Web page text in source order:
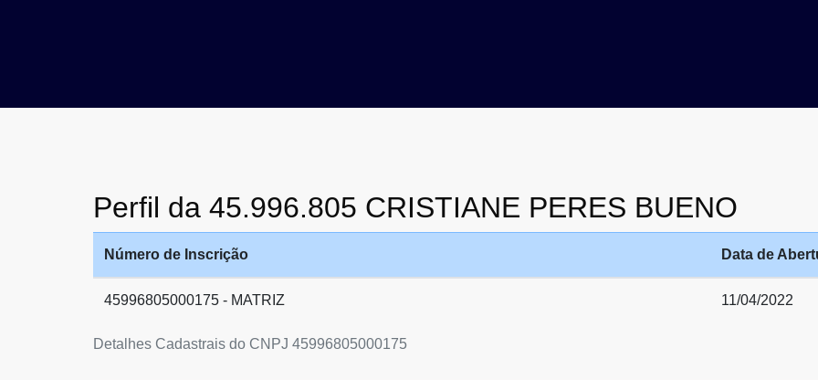
Perfil da 45.996.805 CRISTIANE PERES BUENO
Detalhes Cadastrais do CNPJ 45996805000175
Número de Inscrição Data de
45996805000175 - MATRIZ 11/04/2022